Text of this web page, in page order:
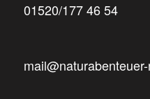
01520/177 46 54